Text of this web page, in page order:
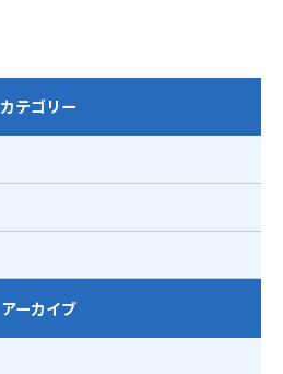
カテゴリー
アーカイブ